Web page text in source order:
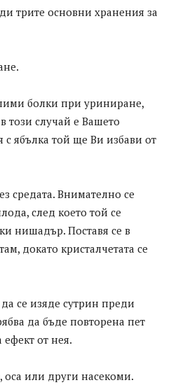
трите основни хранения за
болки при уриниране,
този случай е Вашето
ябълка той ще Ви избави от
средата. Внимателно се
след което той се
нишадър. Поставя се в
докато кристалчетата се
се изяде сутрин преди
да бъде повторена пет
от нея.
или други насекоми.